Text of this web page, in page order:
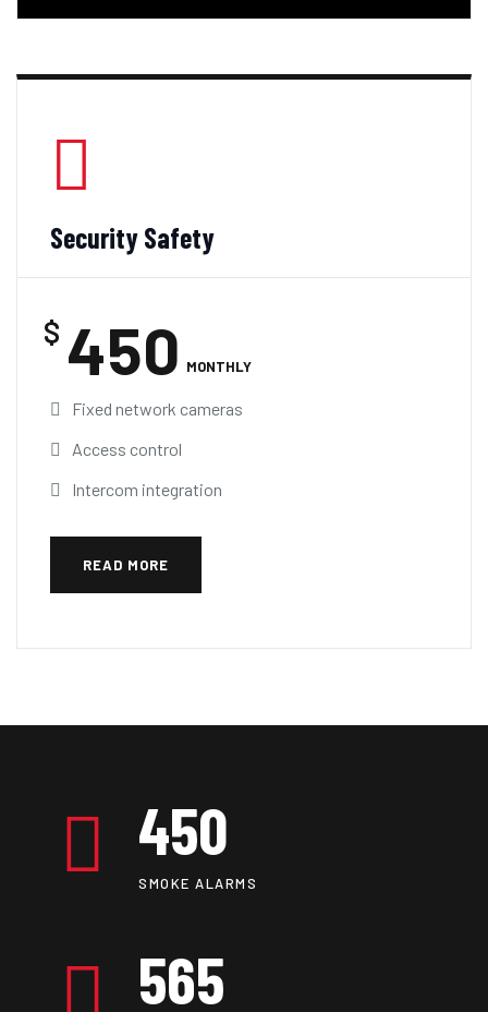
Security Safety
450
$
MONTHLY
Fixed network cameras
Access control
Intercom integration
READ MORE
450
SMOKE ALARMS
565